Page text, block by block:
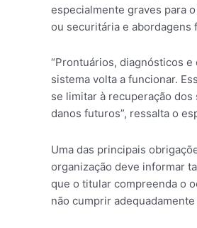
especialmente graves para
ou securitária e abordagens
“Prontuários, diagnósticos
sistema volta a funcionar.
se limitar à recuperação
danos futuros”, ressalta o
Uma das principais
organização deve informar
que o titular compreenda o
não cumprir